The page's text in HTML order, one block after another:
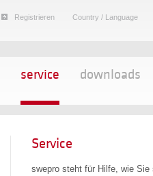
Registrieren Country / Language
service downloads
Service
swepro steht für Hilfe, wie Sie